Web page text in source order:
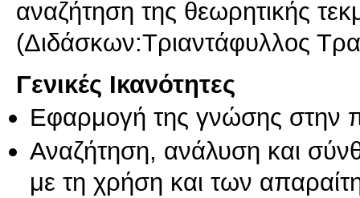
αναζήτηση της θεωρητικής
(Διδάσκων:Τριαντάφυλλος
Γενικές Ικανότητες
Εφαρμογή της γνώσης στην
Αναζήτηση, ανάλυση και
με τη χρήση και των